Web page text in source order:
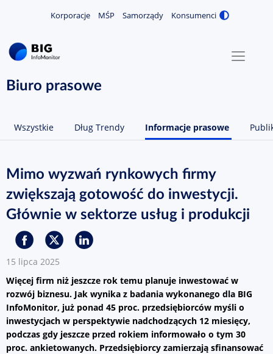
Korporacje MŚP Samorządy Konsumenci
MENU
O NAS
KONTAKT
Biuro prasowe
Wszystkie Dług Trendy Informacje prasowe
Mimo wyzwań rynkowych firmy
zwiększają gotowość do inwestycji.
Głównie w sektorze usług i produkcji
15 lipca 2025
Więcej firm niż jeszcze rok temu planuje inwestować w
rozwój biznesu. Jak wynika z badania wykonanego dla BIG
InfoMonitor, już ponad 45 proc. przedsiębiorców myśli o
inwestycjach w perspektywie nadchodzących 12 miesięcy,
podczas gdy jeszcze przed rokiem informowało o tym 30
proc. ankietowanych. Przedsiębiorcy zamierzają sfinansować